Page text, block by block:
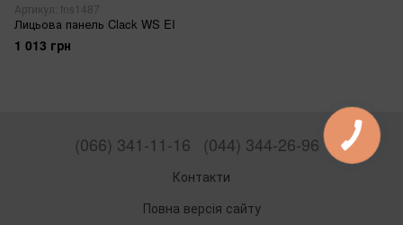
Артикул: fns1487
Лицьова панель Clack WS EI
1 013 грн
(066) 341-11-16 (044) 344-26-96
Контакти
Повна версія сайту